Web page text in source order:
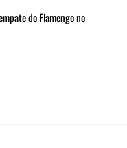
do Flamengo no